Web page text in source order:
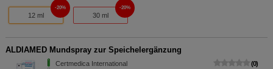
12 ml
20%
30 ml
20%
ALDIAMED Mundspray zur Speichelergänzung
Certmedica International
0